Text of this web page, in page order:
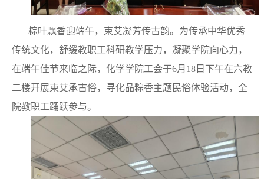
粽叶飘香迎端午，束艾凝芳传古韵。为传承中华优秀
传统文化，舒缓教职工科研教学压力，凝聚学院向心力，
在端午佳节来临之际，化学学院工会于6月 18 日下午在六教
二楼开展束艾承古俗，寻化品粽香主题民俗体验活动，全
院教职工踊跃参与。